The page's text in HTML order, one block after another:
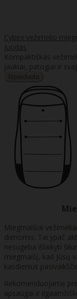
Cybex vežimėlio
juodas
Kompaktiškas
jaukiai, patogiai ir
Miegmaišiai
dienomis. Tai ypač
nesugeba išlaikyti
miegmaišį, kad Jūsų
kasdienius
Rekomenduojame
apsaugai ir